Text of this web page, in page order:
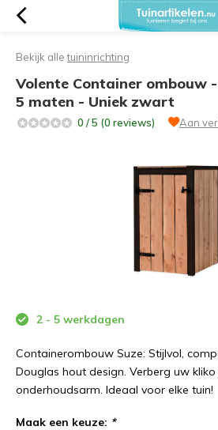
Bekijk alletuininrichting
Volente Container ombouw
5 maten - Uniek zwart
0 / 5 (0 reviews) Aan
2 - 5 werkdagen
Containerombouw Suze: Stijlvol,
Douglas hout design. Verberg uw
onderhoudsarm. Ideaal voor elke tuin!
Maak een keuze: *